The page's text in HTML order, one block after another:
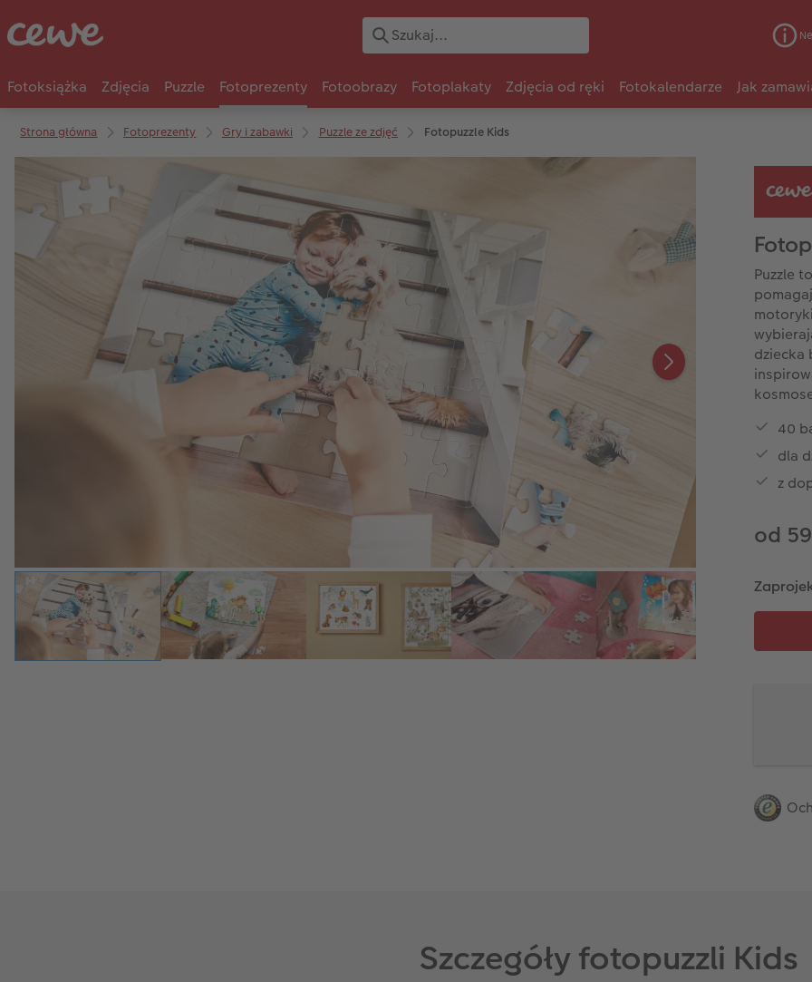
Fotoksiążka Zdjęcia Puzzle Fotoprezenty Fotoobrazy Fotoplakaty Zdjęcia od ręki Fotokalendarze Jak
Strona główna Fotoprezenty Gry i zabawki Puzzle ze zdjęć Fotopuzzle Kids
Puzzle
dziecka
40
dla
z
od
Szczegóły fotopuzzli Kids